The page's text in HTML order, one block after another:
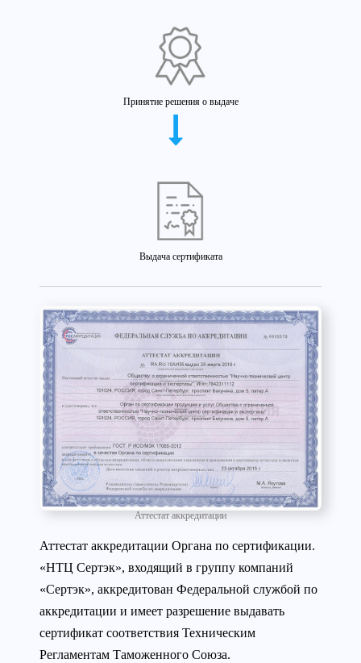
Принятие решения о выдаче
Выдача сертификата
Аттестат аккредитации
Аттестат аккредитации Органа по сертификации.
«НТЦ Сертэк», входящий в группу компаний
«Сертэк», аккредитован Федеральной службой по
аккредитации и имеет разрешение выдавать
сертификат соответствия Техническим
Регламентам Таможенного Союза.